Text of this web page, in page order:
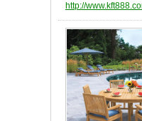
http://